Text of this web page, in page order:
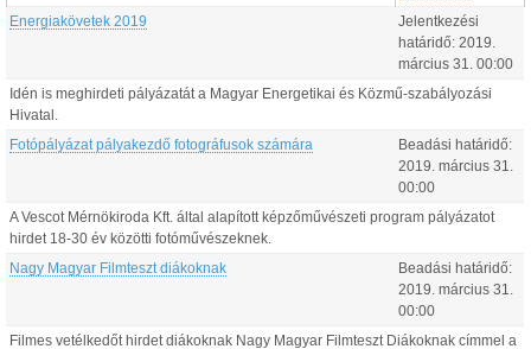
Energiakövetek 2019
Jelentkezési
határidő: 2019.
március 31 00:00
Idén is meghirdeti pályázatát a Magyar Energetikai és Közmű-szabályozási
Hivatal.
Fotópályázat pályakezdő fotográfusok számára
Beadási határidő:
2019. március 31
00:00
A Vescot Mérnökiroda Kft. által alapított képzőművészeti program pályázatot
hirdet 18-30 év közötti fotóművészeknek.
Nagy Magyar Filmteszt diákoknak
Beadási határidő:
2019. március 31
00:00
Filmes vetélkedőt hirdet diákoknak Nagy Magyar Filmteszt Diákoknak címmel a